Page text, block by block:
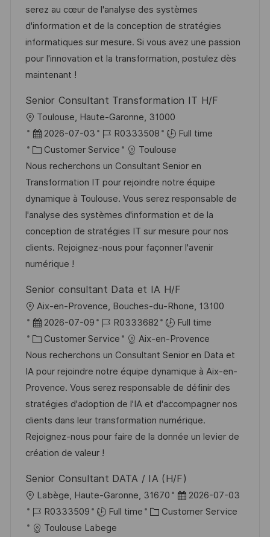
o
n
d
D
a
t
e
g
o
r
y
serez au cœur de l'analyse des systèmes
d'information et de la conception de stratégies
informatiques sur mesure. Si vous avez une passion
pour l'innovation et la transformation, postulez dès
maintenant !
Senior Consultant Transformation IT H/F
L
o
c
a
t
i
o
n
Toulouse, Haute-Garonne, 31000
P
o
s
t
e
d
D
a
t
2026-07-03
J
o
b
I
d
R0333508
Full time
C
a
t
e
g
o
r
y
Customer Service
Toulouse
Nous recherchons un Consultant Senior en
Transformation IT pour rejoindre notre équipe
dynamique à Toulouse. Vous serez responsable de
l'analyse des systèmes d'information et de la
conception de stratégies IT sur mesure pour nos
clients. Rejoignez-nous pour façonner l'avenir
numérique !
Senior consultant Data et IA H/F
L
o
c
a
t
i
o
n
Aix-en-Provence, Bouches-du-Rhone, 13100
P
o
s
t
e
d
D
a
t
2026-07-09
J
o
b
I
d
R0333682
Full time
C
a
t
e
g
o
r
y
Customer Service
Aix-en-Provence
Nous recherchons un Consultant Senior en Data et
IA pour rejoindre notre équipe dynamique à Aix-en-
Provence. Vous serez responsable de définir des
stratégies d'adoption de l'IA et d'accompagner nos
clients dans leur transformation numérique.
Rejoignez-nous pour faire de la donnée un levier de
création de valeur !
Senior Consultant DATA / IA (H/F)
L
o
c
Labège, Haute-Garonne, 31670
P
o
2026-07-03
J
o
R0333509 Full time
C Customer Service
Toulouse Labege